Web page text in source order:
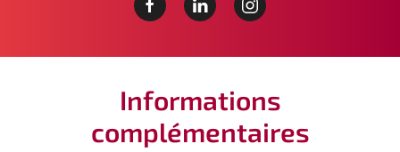
Informations
complémentaires